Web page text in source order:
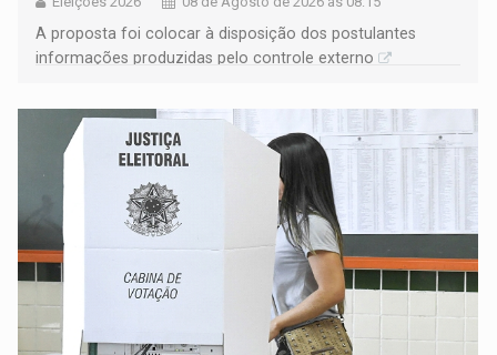
A proposta foi colocar à disposição dos postulantes
informações produzidas pelo controle externo